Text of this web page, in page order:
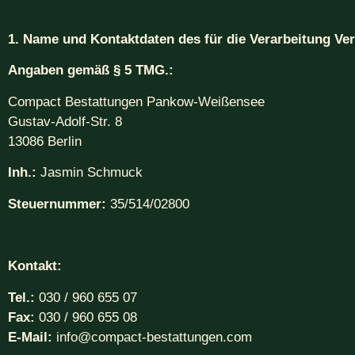
1. Name und Kontaktdaten des für die Verarbeitung
Angaben gemäß § 5 TMG.:
Compact Bestattungen Pankow-Weißensee
Gustav-Adolf-Str. 8
13086 Berlin
Inh.: Jasmin Schmuck
Steuernummer: 35/514/02800
Kontakt:
Tel.: 030 / 960 655 07
Fax: 030 / 960 655 08
E-Mail: info@compact-bestattungen.com